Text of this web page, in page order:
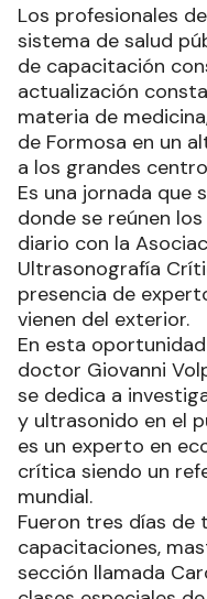
Los profesionales
sistema de salud
de capacitación
actualización
materia de
de Formosa en un
a los grandes
Es una jornada que
donde se reúnen
diario con la
Ultrasonografía
presencia de
vienen del exterior.
En esta
doctor Giovanni
se dedica a
y ultrasonido en el
es un experto en
crítica siendo un
mundial.
Fueron tres días de
capacitaciones,
sección llamada